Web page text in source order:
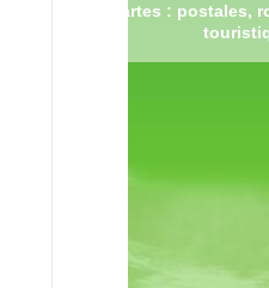
Cartes : postales,